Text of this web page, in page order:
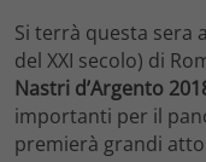
Si terrà questa sera
del XXI secolo) di
Nastri d’Argento
importanti per il
premierà grandi